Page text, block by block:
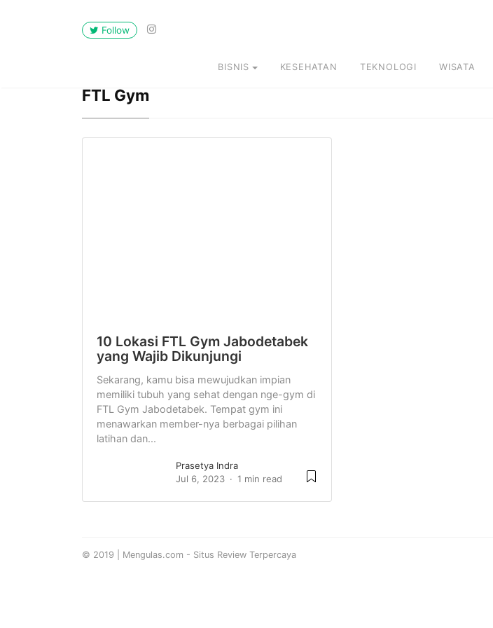
Follow
BISNIS KESEHATAN TEKNOLOGI WISATA
FTL Gym
10 Lokasi FTL Gym Jabodetabek
yang Wajib Dikunjungi
Sekarang, kamu bisa mewujudkan impian
memiliki tubuh yang sehat dengan nge-gym di
FTL Gym Jabodetabek. Tempat gym ini
menawarkan member-nya berbagai pilihan
latihan dan...
Prasetya Indra
Jul 6, 2023
1 min read
© 2019 | Mengulas.com - Situs Review Terpercaya